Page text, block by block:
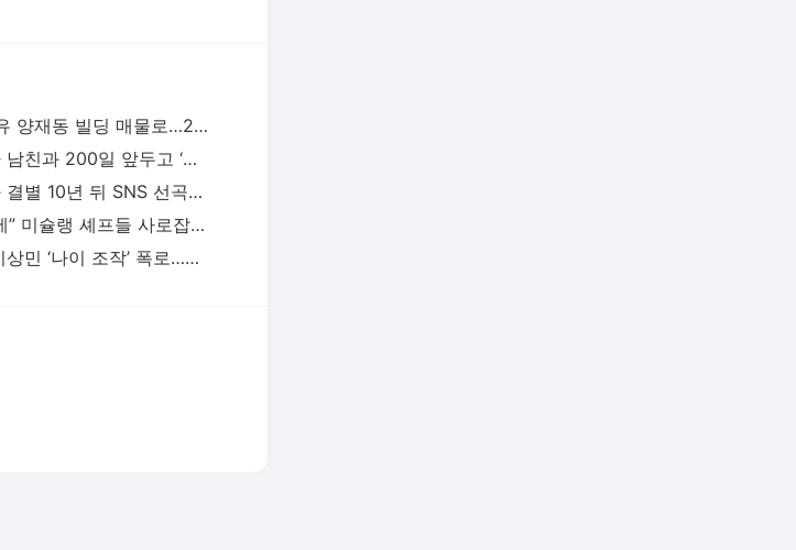
서장훈, 26년 보유 양재동 빌딩 매물로…28억→450억 껑충
아옳이, ♥한의사 남친과 200일 앞두고 ‘프러포즈급’ 이벤트 공개
아이유, 장기하와 결별 10년 뒤 SNS 선곡에…“♥윤가이 있는데 굳이?” 갑론을박
“훔치는 방법 밖에” 미슐랭 셰프들 사로잡은 선재스님의 발효 장독대(어서와 한국은 처음이지
고영욱, 이번엔 이상민 ‘나이 조작’ 폭로…끊임없는 연예인 저격 ‘구설’